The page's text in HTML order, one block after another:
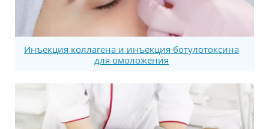
Инъекция коллагена и инъекция ботулотоксина
для омоложения